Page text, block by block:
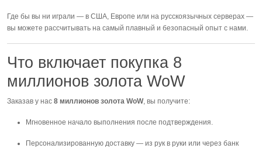
Где бы вы ни играли — в США, Европе или на русскоязычных серверах —
вы можете рассчитывать на самый плавный и безопасный опыт с нами.
Что включает покупка 8
миллионов золота WoW
Заказав у нас 8 миллионов золота WoW, вы получите:
Мгновенное начало выполнения после подтверждения.
Персонализированную доставку — из рук в руки или через банк